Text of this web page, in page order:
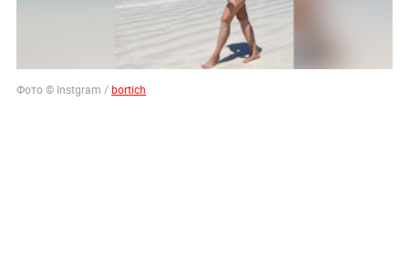
Фото © Instgram /bortich